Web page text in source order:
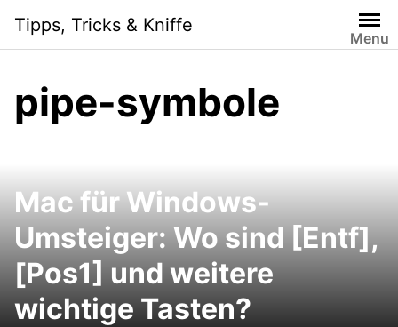
content
Tipps, Tricks & Kniffe
Menu
pipe-symbole
Mac für Windows-
Umsteiger: Wo sind [Entf],
[Pos1] und weitere
wichtige Tasten?